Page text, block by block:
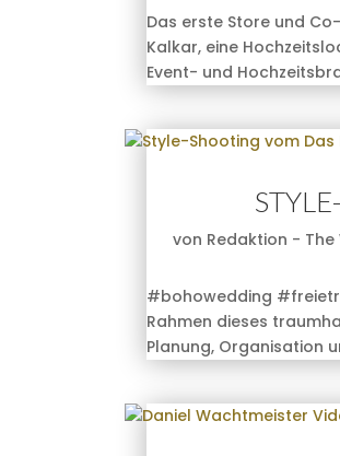
Das erste Store und
Kalkar, eine
Event- und
von Redaktion -
#bohowedding
Rahmen dieses
Planung, Organisation